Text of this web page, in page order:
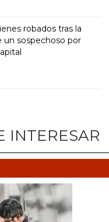
robados tras la
un sospechoso por
INTERESAR